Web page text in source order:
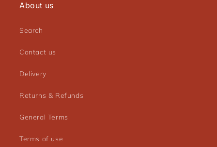
About us
Search
Contact us
Delivery
Returns & Refunds
General Terms
Terms of use